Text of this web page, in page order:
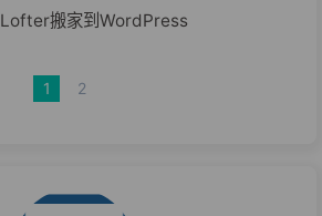
Lofter搬家到WordPress
1 2